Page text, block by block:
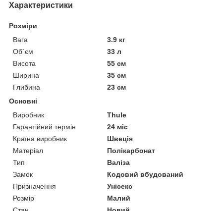
Характеристики
Розміри
Вага
3.9 кг
Об`єм
33 л
Висота
55 см
Ширина
35 см
Глибина
23 см
Основні
Виробник
Thule
Гарантійний термін
24 міс
Країна виробник
Швеція
Матеріал
Полікарбонат
Тип
Валіза
Замок
Кодовий вбудований
Призначення
Унісекс
Розмір
Малий